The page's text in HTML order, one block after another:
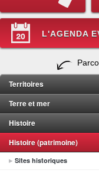
L'AGENDA
Territoires
Terre et mer
Histoire
Histoire (patrimoine)
Sites historiques